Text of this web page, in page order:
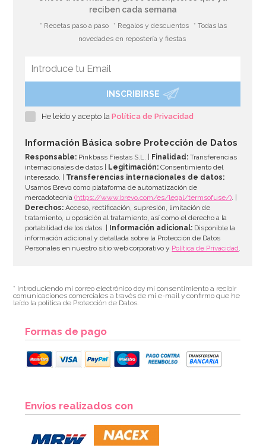
reciben cada semana
* Recetas paso a paso * Regalos y descuentos
* Todas las
novedades en repostería y fiestas
INSCRIBIRSE
He leído y acepto laPolítica de Privacidad
Información Básica sobre Protección de Datos
Responsable: Pinkbass Fiestas S.L. | Finalidad: Transferencias
internacionales de datos |
Legitimación: Consentimiento del
interesado. | Transferencias internacionales de datos:
Usamos Brevo como plataforma de automatización de
mercadotecnia(https://www.brevo.com/es/legal/termsofuse/). |
Derechos: Acceso, rectificación, supresión, limitación de
tratamiento, u oposición al tratamiento, así como el derecho a la
portabilidad de los datos. |
Información adicional: Disponible la
información adicional y detallada sobre la Protección de Datos
Personales en nuestro sitio web corporativo y Política de Privacidad.
* Introduciendo mi correo electrónico doy mi consentimiento a recibir
comunicaciones comerciales a través de mi e-mail y confirmo que he
leído la política de Protección de Datos.
Formas de pago
Envíos realizados con